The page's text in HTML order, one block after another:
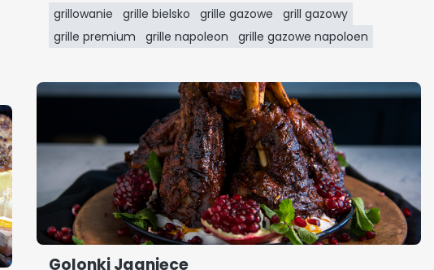
grillowanie grille bielsko grille gazowe
grill gazowy
grille premium
grille napoleon grille gazowe napoloen
Golonki Jagnięce